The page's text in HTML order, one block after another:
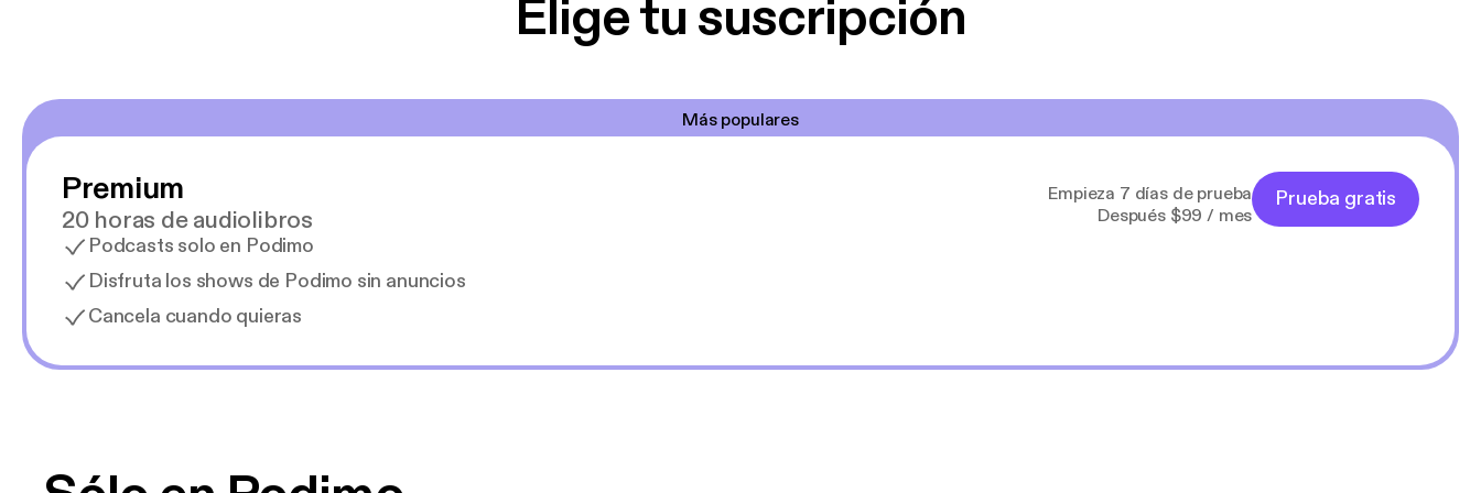
Elige tu suscripción
Más populares
Premium
20 horas de audiolibros
Podcasts solo en Podimo
Disfruta los shows de Podimo sin anuncios
Cancela cuando quieras
Empieza 7 días de prueba
Después $99 / mes
Prueba gratis